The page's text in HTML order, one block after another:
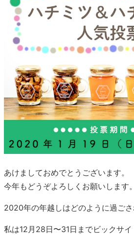
あけましておめでとうございます。
今年もどうぞよろしくお願いします。
2020年の年越しはどのように過ごさ
私は12月28日〜31日までビックサ